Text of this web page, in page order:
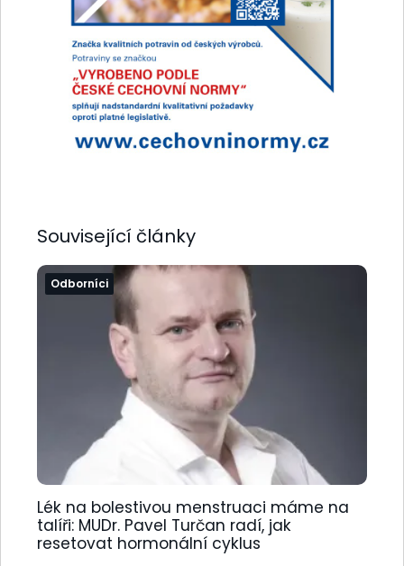
Související články
Odborníci
Lék na bolestivou menstruaci máme na
talíři: MUDr. Pavel Turčan radí, jak
resetovat hormonální cyklus